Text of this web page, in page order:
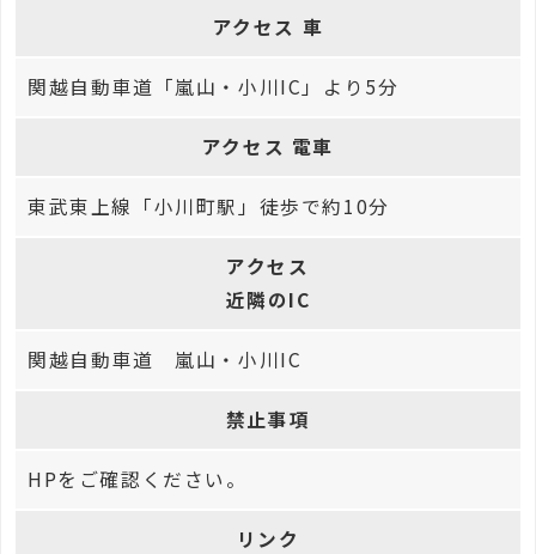
アクセス 車
関越自動車道「嵐山・小川IC」より5分
アクセス 電車
東武東上線「小川町駅」徒歩で約10分
アクセス
近隣のIC
関越自動車道 嵐山・小川IC
禁止事項
HPをご確認ください。
リンク